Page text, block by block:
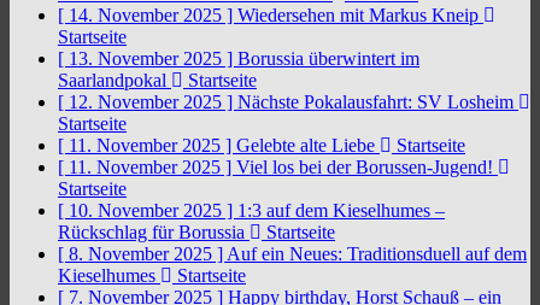
[ 14. November 2025 ] Wiedersehen mit Markus Kneip
Startseite
[ 13. November 2025 ] Borussia überwintert im
Saarlandpokal
Startseite
[ 12. November 2025 ] Nächste Pokalausfahrt: SV Losheim
Startseite
[ 11. November 2025 ] Gelebte alte Liebe
Startseite
[ 11. November 2025 ] Viel los bei der Borussen-Jugend!
Startseite
[ 10. November 2025 ] 1:3 auf dem Kieselhumes –
Rückschlag für Borussia
Startseite
[ 8. November 2025 ] Auf ein Neues: Traditionsduell auf dem
Kieselhumes
Startseite
[ 7. November 2025 ] Happy birthday, Horst Schauß – ein